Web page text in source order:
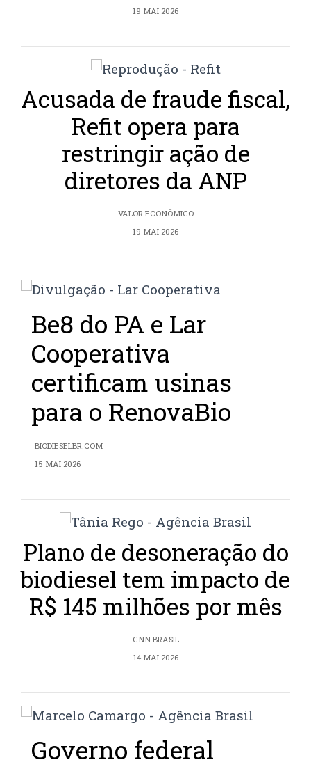
19 MAI 2026
Acusada de fraude fiscal,
Refit opera para
restringir ação de
diretores da ANP
VALOR ECONÔMICO
19 MAI 2026
Be8 do PA e Lar
Cooperativa
certificam usinas
para o RenovaBio
BIODIESELBR.COM
15 MAI 2026
Plano de desoneração do
biodiesel tem impacto de
R$ 145 milhões por mês
CNN BRASIL
14 MAI 2026
Governo federal